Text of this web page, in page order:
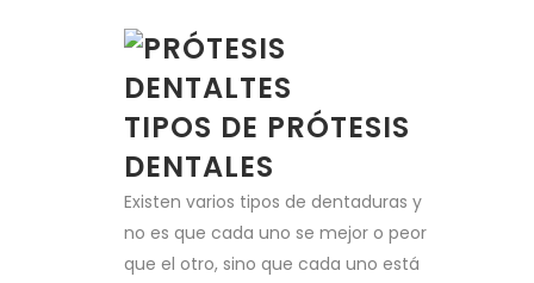
TIPOS DE PRÓTESIS
DENTALES
Existen varios tipos de dentaduras y
no es que cada uno se mejor o peor
que el otro, sino que cada uno está